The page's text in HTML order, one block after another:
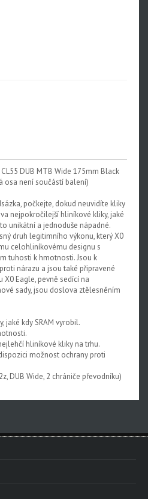
DUB MTB Wide 175mm Black
osa není součástí balení)
počkejte, dokud neuvidíte kliky
nejpokročilejší hliníkové kliky, jaké
unikátní a jednoduše nápadné.
druh legitimního výkonu, který X0
celohliníkovému designu s
tuhosti k hmotnosti. Jsou k
nárazu a jsou také připravené
X0 Eagle, pevně sedící na
sady, jsou doslova ztělesněním
jaké kdy SRAM vyrobil.
hliníkové kliky na trhu.
možnost ochrany proti
DUB Wide, 2 chrániče převodníku)